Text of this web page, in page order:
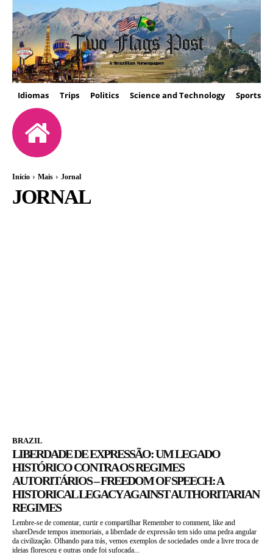
Idiomas Trips Politics Science and Technology Sports
Início Mais Jornal
JORNAL
BRAZIL
LIBERDADE DE EXPRESSÃO: UM LEGADO
HISTÓRICO CONTRA OS REGIMES
AUTORITÁRIOS – FREEDOM OF SPEECH: A
HISTORICAL LEGACY AGAINST AUTHORITARIAN
REGIMES
Lembre-se de comentar, curtir e compartilhar Remember to comment, like and
shareDesde tempos imemoriais, a liberdade de expressão tem sido uma pedra angular
da civilização. Olhando para trás, vemos exemplos de sociedades onde a livre troca de
ideias floresceu e outras onde foi sufocada...